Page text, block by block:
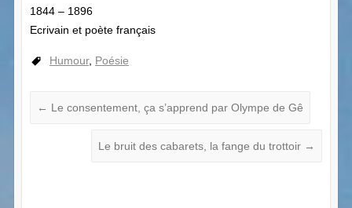
1844 – 1896
Ecrivain et poète français
Humour, Poésie
← Le consentement, ça s’apprend par Olympe de Gê
Le bruit des cabarets, la fange du trottoir →